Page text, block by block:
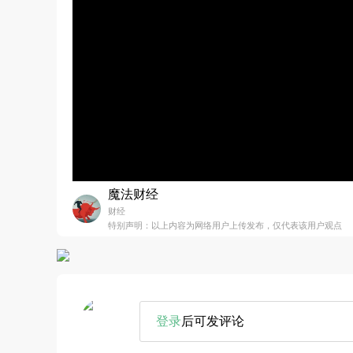
魔法财经
财经
特别声明：以上内容为网络用户上传发布，仅代表该用户观点
登录后可发评论